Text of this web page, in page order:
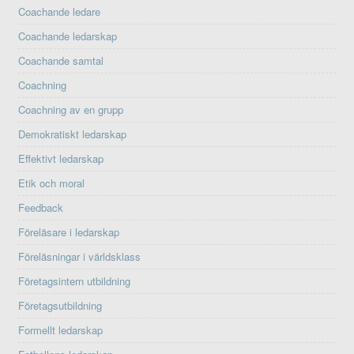
Coachande ledare
Coachande ledarskap
Coachande samtal
Coachning
Coachning av en grupp
Demokratiskt ledarskap
Effektivt ledarskap
Etik och moral
Feedback
Föreläsare i ledarskap
Föreläsningar i världsklass
Företagsintern utbildning
Företagsutbildning
Formellt ledarskap